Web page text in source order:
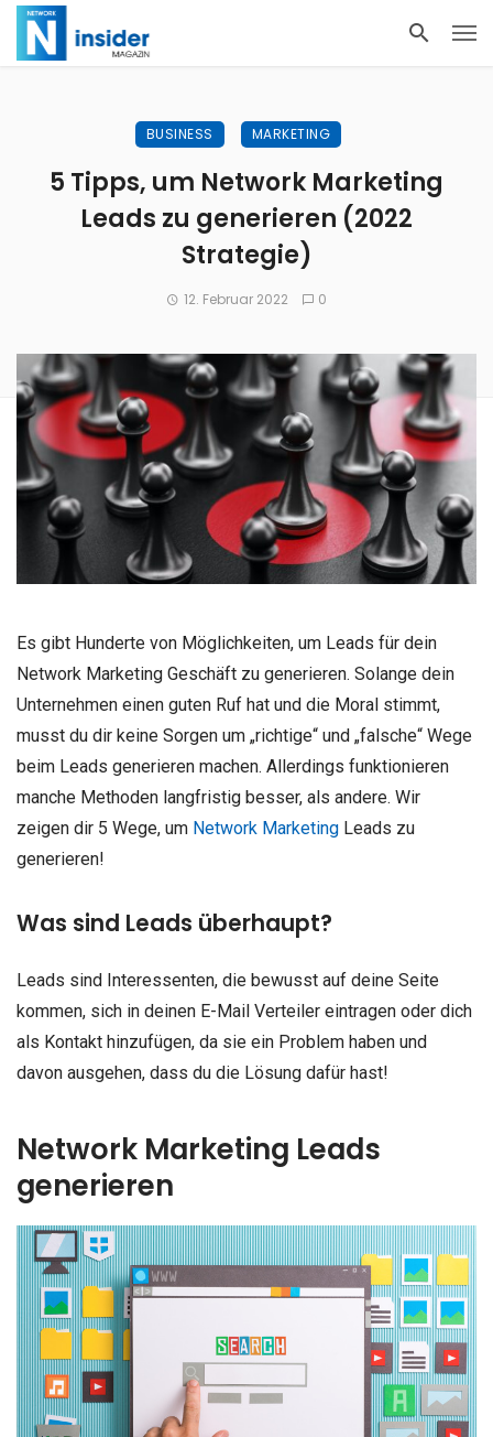
BUSINESS MARKETING
5 Tipps, um Network Marketing
Leads zu generieren (2022
Strategie)
12. Februar 2022 0
Es gibt Hunderte von Möglichkeiten, um Leads für dein
Network Marketing Geschäft zu generieren. Solange dein
Unternehmen einen guten Ruf hat und die Moral stimmt,
musst du dir keine Sorgen um „richtige“ und „falsche“ Wege
beim Leads generieren machen. Allerdings funktionieren
manche Methoden langfristig besser, als andere. Wir
zeigen dir 5 Wege, um Network Marketing Leads zu
generieren!
Was sind Leads überhaupt?
Leads sind Interessenten, die bewusst auf deine Seite
kommen, sich in deinen E-Mail Verteiler eintragen oder dich
als Kontakt hinzufügen, da sie ein Problem haben und
davon ausgehen, dass du die Lösung dafür hast!
Network Marketing Leads
generieren